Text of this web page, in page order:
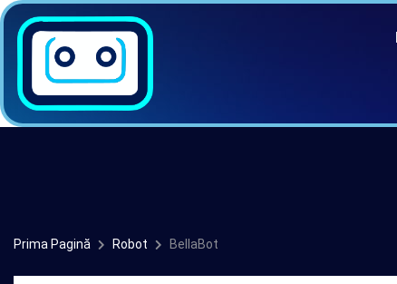
Prima Pagină Robot BellaBot